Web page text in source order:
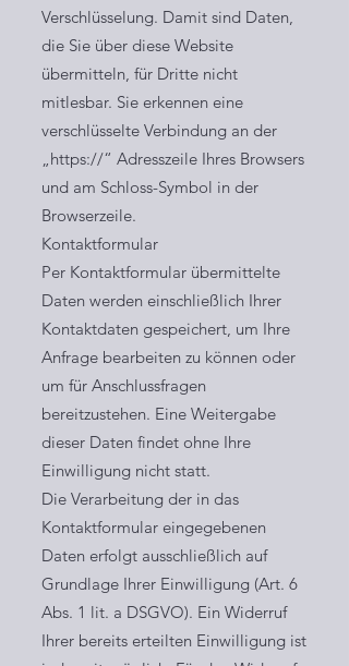
Verschlüsselung. Damit sind Daten,
die Sie über diese Website
übermitteln, für Dritte nicht
mitlesbar. Sie erkennen eine
verschlüsselte Verbindung an der
„https://“ Adresszeile Ihres Browsers
und am Schloss-Symbol in der
Browserzeile.
Kontaktformular
Per Kontaktformular übermittelte
Daten werden einschließlich Ihrer
Kontaktdaten gespeichert, um Ihre
Anfrage bearbeiten zu können oder
um für Anschlussfragen
bereitzustehen. Eine Weitergabe
dieser Daten findet ohne Ihre
Einwilligung nicht statt.
Die Verarbeitung der in das
Kontaktformular eingegebenen
Daten erfolgt ausschließlich auf
Grundlage Ihrer Einwilligung (Art. 6
Abs. 1 lit. a DSGVO). Ein Widerruf
Ihrer bereits erteilten Einwilligung ist